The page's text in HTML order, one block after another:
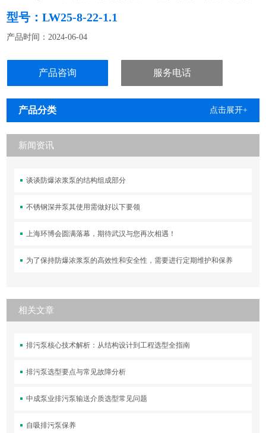
选型,视频等技术服务:。
是在引进*技术的基础上，结合国内水泵的使用特点而研制成功的新
型号：LW25-8-22-1.1
产品时间：2024-06-04
产品咨询 服务电话
产品分类 点击展开+
新闻资讯
谈谈防爆浓浆泵的结构组成部分
不锈钢深井泵其使用需做好以下要领
上海环博会圆满落幕，期待武汉与您再次相遇！
为了保持防爆浓浆泵的高效性和安全性，需要进行定期维护和保养
相关文章
排污泵核心技术解析：从结构设计到工程选型全指南
排污泵选型要点与常见故障分析
中成泵业排污泵输送介质选型常见问题
自吸排污泵保养